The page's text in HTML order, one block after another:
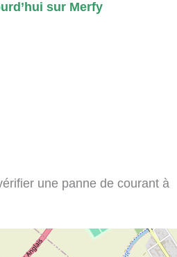
sur Merfy
une panne de courant à